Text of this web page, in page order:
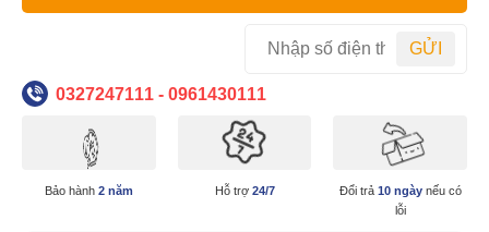
GỬI
0327247111 - 0961430111
Bảo hành 2 năm Hỗ trợ 24/7 Đổi trả 10 ngàynếu có
lỗi